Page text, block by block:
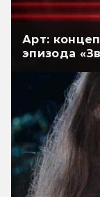
Арт:
эпизода